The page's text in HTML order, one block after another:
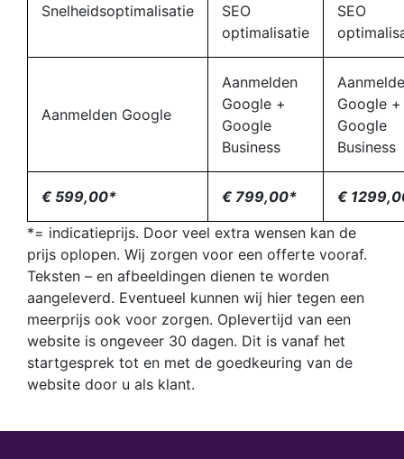
Snelheidsoptimalisatie
SEO
optimalisatie
SEO
Aanmelden Google
Aanmelden
Google +
Google
Business
Google +
Google
Business
€ 599,00* € 799,00*
€
*= indicatieprijs. Door veel extra wensen kan de
prijs oplopen. Wij zorgen voor een offerte vooraf.
Teksten – en afbeeldingen dienen te worden
aangeleverd. Eventueel kunnen wij hier tegen een
meerprijs ook voor zorgen. Oplevertijd van een
website is ongeveer 30 dagen. Dit is vanaf het
startgesprek tot en met de goedkeuring van de
website door u als klant.